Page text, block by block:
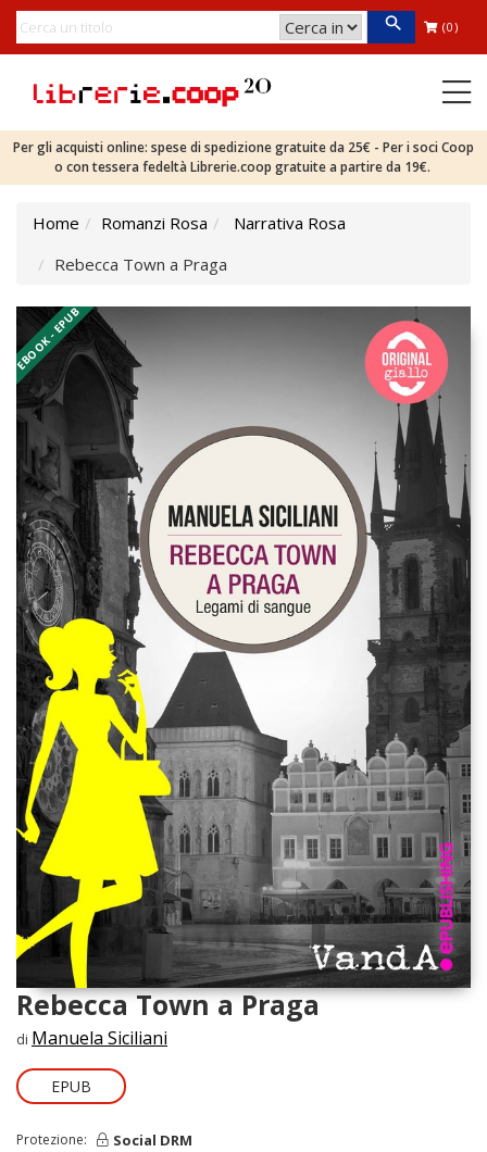
(0)
Per gli acquisti online: spese di spedizione gratuite da 25€ - Per i soci Coop
o con tessera fedeltà Librerie.coop gratuite a partire da 19€.
Home Romanzi Rosa
Narrativa Rosa
Rebecca Town a Praga
EBOOK - EPUB
Rebecca Town a Praga
di Manuela Siciliani
EPUB
Protezione: Social DRM